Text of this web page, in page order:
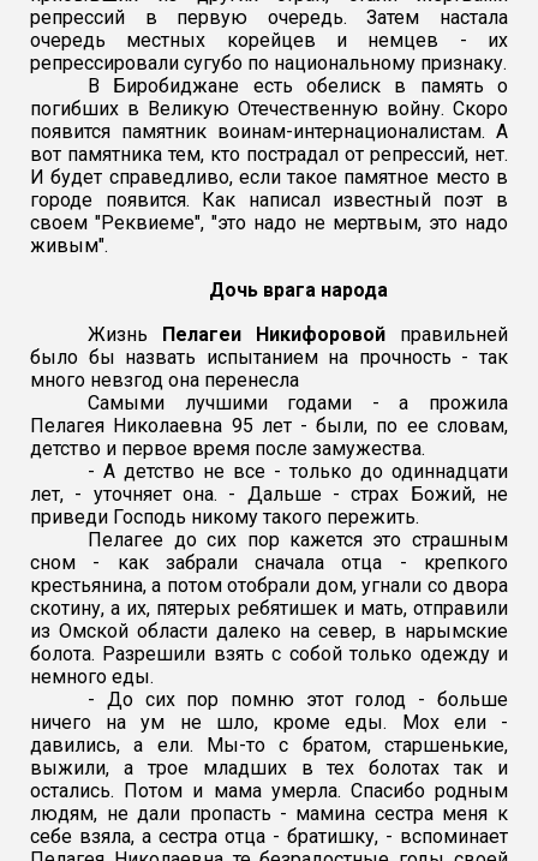
репрессий в первую очередь. Затем настала
очередь местных корейцев и немцев - их
репрессировали сугубо по национальному признаку.
В Биробиджане есть обелиск в память о
погибших в Великую Отечественную войну. Скоро
появится памятник воинам-интернационалистам. А
вот памятника тем, кто пострадал от репрессий, нет.
И будет справедливо, если такое памятное место в
городе появится. Как написал известный поэт в
своем "Реквиеме", "это надо не мертвым, это надо
живым".
Дочь врага народа
Жизнь Пелагеи Никифоровой правильней
было бы назвать испытанием на прочность - так
много невзгод она перенесла
Самыми лучшими годами - а прожила
Пелагея Николаевна 95 лет - были, по ее словам,
детство и первое время после замужества.
- А детство не все - только до одиннадцати
лет, - уточняет она. - Дальше - страх Божий, не
приведи Господь никому такого пережить.
Пелагее до сих пор кажется это страшным
сном - как забрали сначала отца - крепкого
крестьянина, а потом отобрали дом, угнали со двора
скотину, а их, пятерых ребятишек и мать, отправили
из Омской области далеко на север, в нарымские
болота. Разрешили взять с собой только одежду и
немного еды.
- До сих пор помню этот голод - больше
ничего на ум не шло, кроме еды. Мох ели -
давились, а ели. Мы-то с братом, старшенькие,
выжили, а трое младших в тех болотах так и
остались. Потом и мама умерла. Спасибо родным
людям, не дали пропасть - мамина сестра меня к
себе взяла, а сестра отца - братишку, - вспоминает